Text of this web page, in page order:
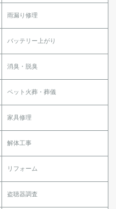
雨漏り修理
バッテリー上がり
消臭・脱臭
ペット火葬・葬儀
家具修理
解体工事
リフォーム
盗聴器調査